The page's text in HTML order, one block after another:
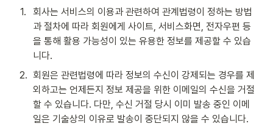
1.
회사는 서비스의 이용과 관련하여 관계법령이 정하는 방법
과 절차에 따라 회원에게 사이트, 서비스화면, 전자우편 등
을 통해 활용 가능성이 있는 유용한 정보를 제공할 수 있습
니다.
2. 회원은 관련법령에 따라 정보의 수신이 강제되는 경우를 제
외하고는 언제든지 정보 제공을 위한 이메일의 수신을 거절
할 수 있습니다. 다만, 수신 거절 당시 이미 발송 중인 이메
일은 기술상의 이유로 발송이 중단되지 않을 수 있습니다.